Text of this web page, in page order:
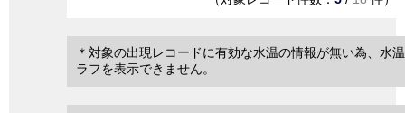
＊対象の出現レコードに有効な水温の情報が無い為、水
ラフを表示できません。